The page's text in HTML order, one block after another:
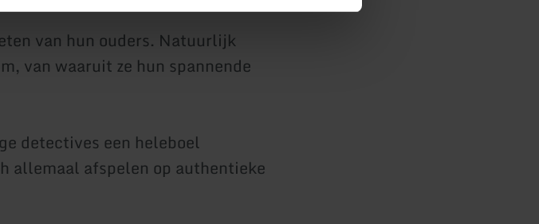
van hun ouders. Natuurlijk
van waaruit ze hun spannende
detectives een heleboel
allemaal afspelen op authentieke